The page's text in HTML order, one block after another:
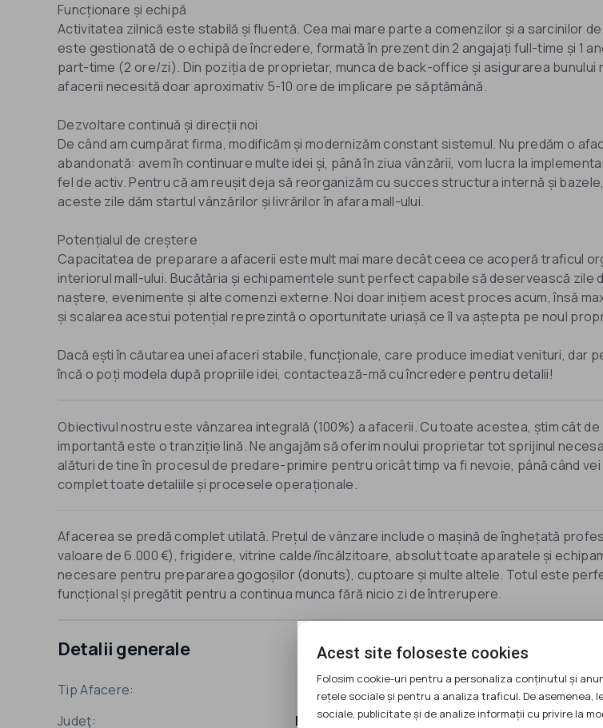
Funcționare și echipă
Activitatea zilnică este stabilă și fluentă. Cea mai mare parte a comenzilor și a sarcinilor de
este gestionată de o echipă de încredere, formată în prezent din 2 angajați full-time și 1
part-time (2 ore/zi). Din poziția de proprietar, munca de back-office și asigurarea bunului
afacerii necesită doar aproximativ 5-10 ore de implicare pe săptămână.
Dezvoltare continuă și direcții noi
De când am cumpărat firma, modificăm și modernizăm constant sistemul. Nu predăm o
abandonată: avem în continuare multe idei și, până în ziua vânzării, vom lucra la
fel de activ. Pentru că am reușit deja să reorganizăm cu succes structura internă și
aceste zile dăm startul vânzărilor și livrărilor în afara mall-ului.
Potențialul de creștere
Capacitatea de preparare a afacerii este mult mai mare decât ceea ce acoperă traficul
interiorul mall-ului. Bucătăria și echipamentele sunt perfect capabile să deservească zile
naștere, evenimente și alte comenzi externe. Noi doar inițiem acest proces acum, însă
și scalarea acestui potențial reprezintă o oportunitate uriașă ce îl va aștepta pe noul
Dacă ești în căutarea unei afaceri stabile, funcționale, care produce imediat venituri, dar
încă o poți modela după propriile idei, contactează-mă cu încredere pentru detalii!
Obiectivul nostru este vânzarea integrală (100%) a afacerii. Cu toate acestea, știm cât de
importantă este o tranziție lină. Ne angajăm să oferim noului proprietar tot sprijinul
alături de tine în procesul de predare-primire pentru oricât timp va fi nevoie, până când
complet toate detaliile și procesele operaționale.
Afacerea se predă complet utilată. Prețul de vânzare include o mașină de înghețată
valoare de 6.000 €), frigidere, vitrine calde/încălzitoare, absolut toate aparatele și
necesare pentru prepararea gogoșilor (donuts), cuptoare și multe altele. Totul este
funcțional și pregătit pentru a continua munca fără nicio zi de întrerupere.
Detalii generale
Tip Afacere: SRL CUI:
Judeţ:
Mures Localitate:
Acest site foloseste cookies
Folosim cookie-uri pentru a personaliza conținutul și
rețele sociale și pentru a analiza traficul. De asemenea,
sociale, publicitate și de analize informații cu privire la